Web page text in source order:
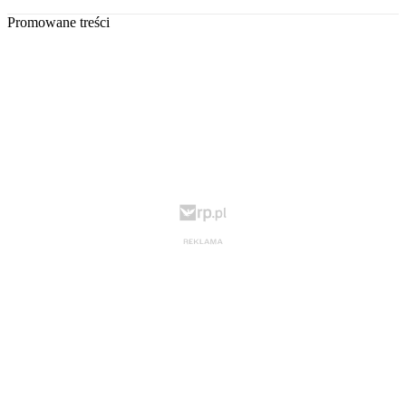
Promowane treści